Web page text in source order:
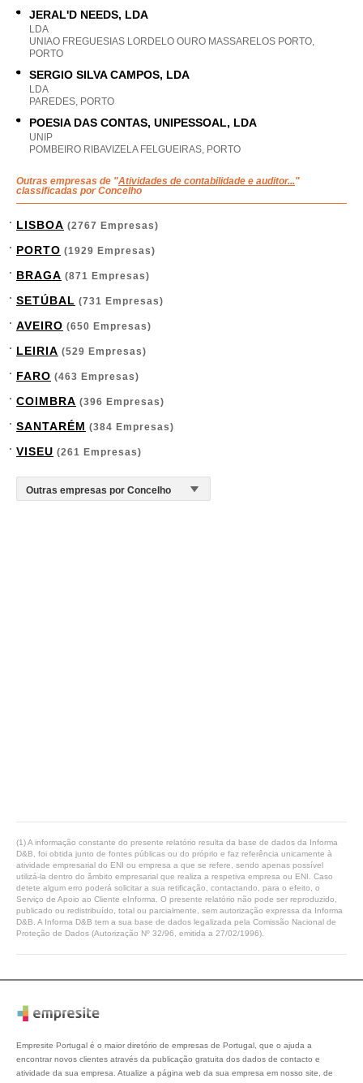
JERAL'D NEEDS, LDA
LDA
UNIAO FREGUESIAS LORDELO OURO MASSARELOS PORTO,
PORTO
SERGIO SILVA CAMPOS, LDA
LDA
PAREDES, PORTO
POESIA DAS CONTAS, UNIPESSOAL, LDA
UNIP
POMBEIRO RIBAVIZELA FELGUEIRAS, PORTO
Outras empresas de "Atividades de contabilidade e auditor..."
classificadas por Concelho
LISBOA (2767 Empresas)
PORTO (1929 Empresas)
BRAGA (871 Empresas)
SETÚBAL (731 Empresas)
AVEIRO (650 Empresas)
LEIRIA (529 Empresas)
FARO (463 Empresas)
COIMBRA (396 Empresas)
SANTARÉM (384 Empresas)
VISEU (261 Empresas)
(1) A informação constante do presente relatório resulta da base de dados da Informa
D&B, foi obtida junto de fontes públicas ou do próprio e faz referência unicamente à
atividade empresarial do ENI ou empresa a que se refere, sendo apenas possível
utilizá-la dentro do âmbito empresarial que realiza a respetiva empresa ou ENI. Caso
detete algum erro poderá solicitar a sua retificação, contactando, para o efeito, o
Serviço de Apoio ao Cliente eInforma. O presente relatório não pode ser reproduzido,
publicado ou redistribuído, total ou parcialmente, sem autorização expressa da Informa
D&B. A Informa D&B tem a sua base de dados legalizada pela Comissão Nacional de
Proteção de Dados (Autorização Nº 32/96, emitida a 27/02/1996).
Empresite Portugal é o maior diretório de empresas de Portugal, que o ajuda a
encontrar novos clientes através da publicação gratuita dos dados de contacto e
atividade da sua empresa. Atualize a página web da sua empresa em nosso site, de